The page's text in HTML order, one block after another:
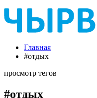
Главная
#отдых
просмотр тегов
#отдых